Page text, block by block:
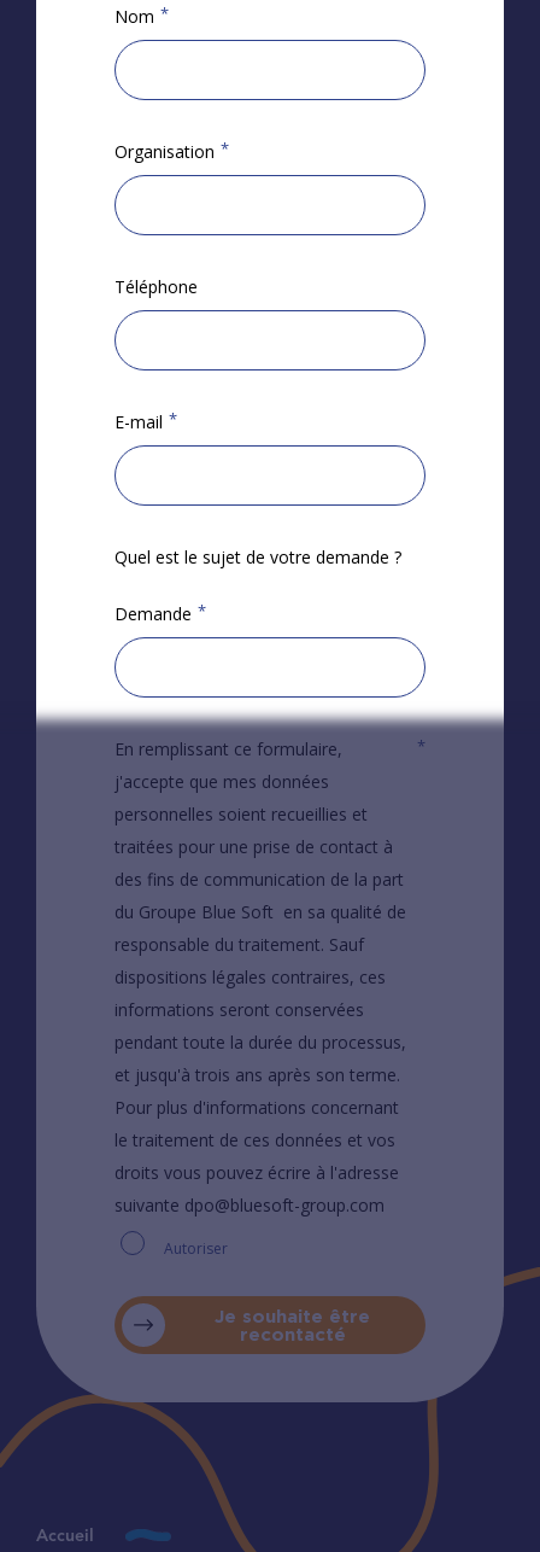
Nom *
Organisation *
Téléphone
E-mail *
Quel est le sujet de votre demande ?
Demande *
En remplissant ce formulaire,
j'accepte que mes données
personnelles soient recueillies et
traitées pour une prise de contact à
des fins de communication de la part
du Groupe Blue Soft en sa qualité de
responsable du traitement. Sauf
dispositions légales contraires, ces
informations seront conservées
pendant toute la durée du processus,
et jusqu'à trois ans après son terme.
Pour plus d'informations concernant
le traitement de ces données et vos
droits vous pouvez écrire à l'adresse
suivante dpo@bluesoft-group.com
*
Autoriser
Je souhaite être
recontacté
Accueil